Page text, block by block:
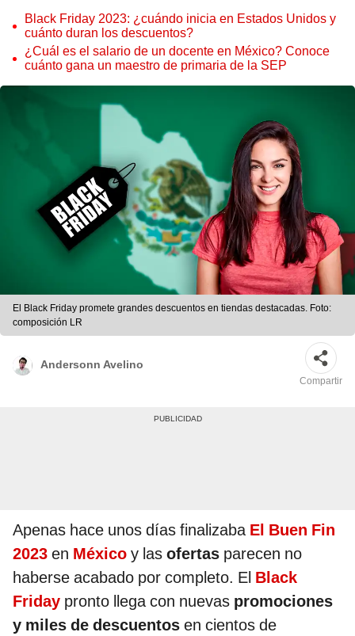
Black Friday 2023: ¿cuándo inicia en Estados Unidos y
cuánto duran los descuentos?
¿Cuál es el salario de un docente en México? Conoce
cuánto gana un maestro de primaria de la SEP
El Black Friday promete grandes descuentos en tiendas destacadas. Foto:
composición LR
Andersonn Avelino
Compartir
Apenas hace unos días finalizaba El Buen Fin
2023 en México y las ofertas parecen no
haberse acabado por completo. El Black
Friday pronto llega con nuevas promociones
y miles de descuentos en cientos de